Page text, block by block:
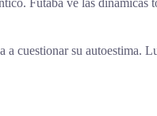
cuestionar su autoestima.